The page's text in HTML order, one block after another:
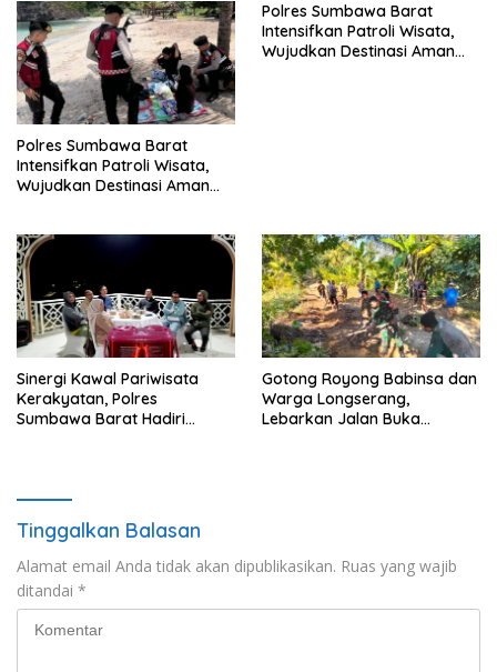
Polres Sumbawa Barat
Intensifkan Patroli Wisata,
Wujudkan Destinasi Aman
Polres Sumbawa Barat
Intensifkan Patroli Wisata,
Wujudkan Destinasi Aman
Sinergi Kawal Pariwisata
Kerakyatan, Polres
Sumbawa Barat Hadiri
Suntuk”
Gotong Royong Babinsa dan
Warga Longserang,
Lebarkan Jalan Buka
Tinggalkan Balasan
Alamat email Anda tidak akan dipublikasikan. Ruas yang wajib
ditandai *